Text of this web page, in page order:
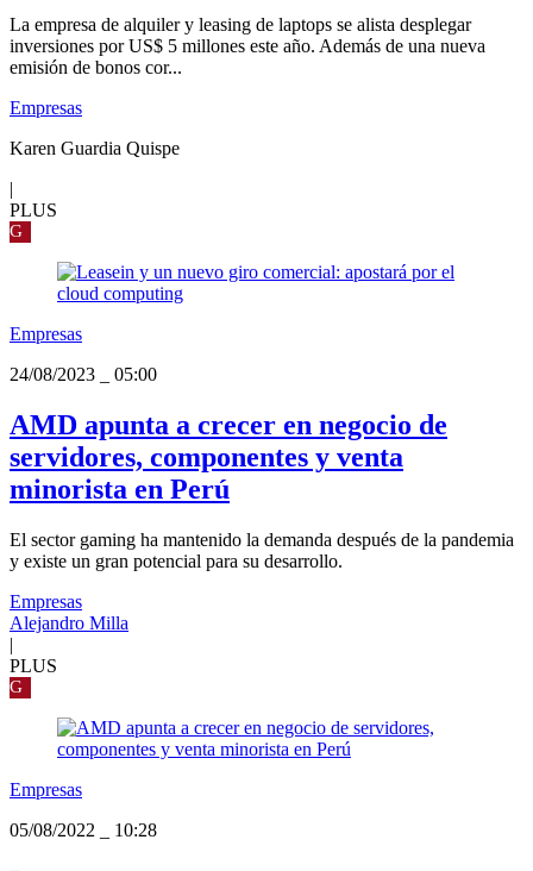
La empresa de alquiler y leasing de laptops se alista desplegar
inversiones por US$ 5 millones este año. Además de una nueva
emisión de bonos cor...
Empresas
Karen Guardia Quispe
|
PLUS
G
Empresas
24/08/2023
05:00
AMD apunta a crecer en negocio de
servidores, componentes y venta
minorista en Perú
El sector gaming ha mantenido la demanda después de la pandemia
y existe un gran potencial para su desarrollo.
Empresas
Alejandro Milla
|
PLUS
G
Empresas
05/08/2022
10:28